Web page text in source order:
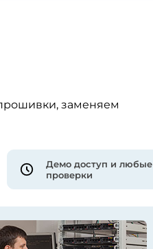
заменяем
Демо доступ и любые
проверки